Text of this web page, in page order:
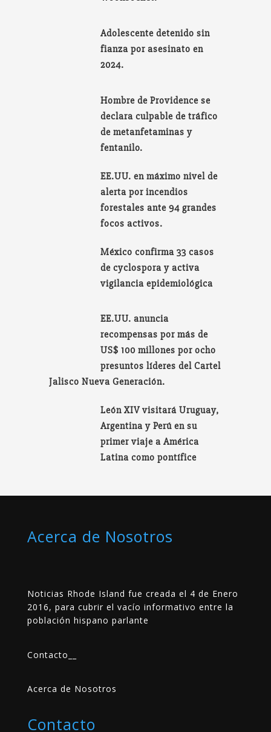
Adolescente detenido sin
fianza por asesinato en
2024.
Hombre de Providence se
declara culpable de tráfico
de metanfetaminas y
fentanilo.
EE.UU. en máximo nivel de
alerta por incendios
forestales ante 94 grandes
focos activos.
México confirma 33 casos
de cyclospora y activa
vigilancia epidemiológica
EE.UU. anuncia
recompensas por más de
US$ 100 millones por ocho
presuntos líderes del Cartel
Jalisco Nueva Generación.
León XIV visitará Uruguay,
Argentina y Perú en su
primer viaje a América
Latina como pontífice
Acerca de Nosotros
Noticias Rhode Island fue creada el 4 de Enero
2016, para cubrir el vacío informativo entre la
población hispano parlante
Contacto
Acerca de Nosotros
Contacto